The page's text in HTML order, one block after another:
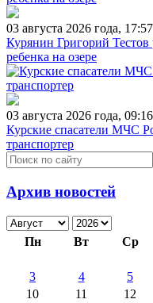
03 августа 2026 года, 17:57
Курянин Григорий Тестов
ребенка на озере
03 августа 2026 года, 09:16
Курские спасатели МЧС
транспортер
Архив новостей
Пн Вт Ср
3
4 5
10
11 12